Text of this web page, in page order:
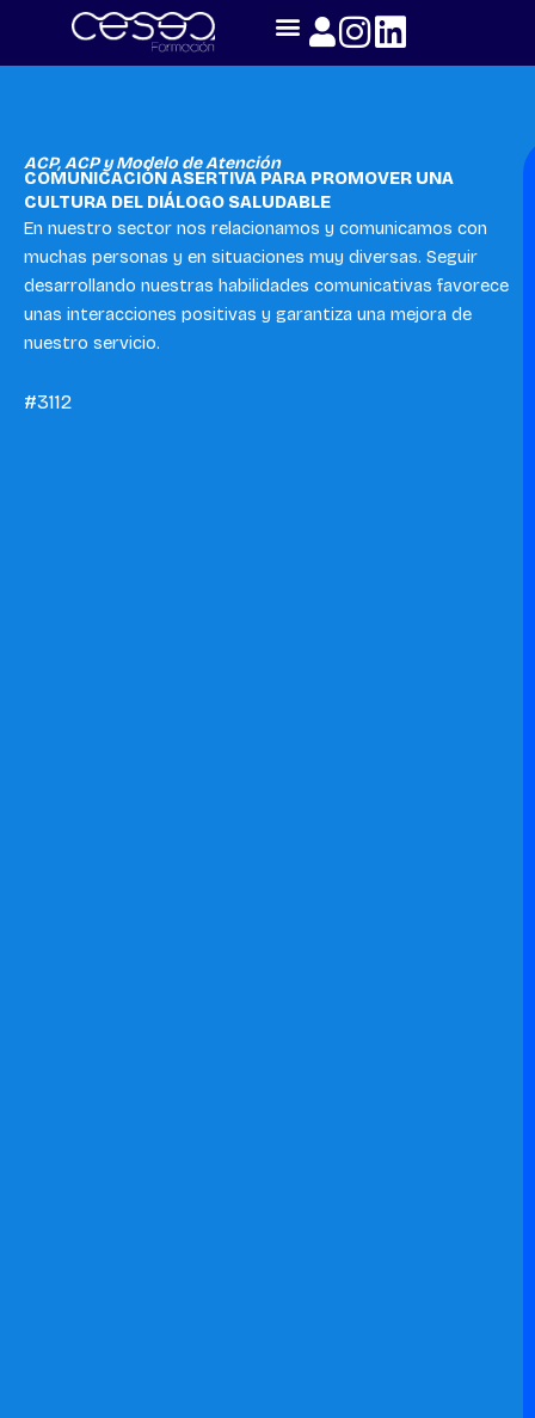
content
ACP,ACP y Modelo de Atención
COMUNICACIÓN ASERTIVA PARA PROMOVER UNA
CULTURA DEL DIÁLOGO SALUDABLE
En nuestro sector nos relacionamos y comunicamos con
muchas personas y en situaciones muy diversas. Seguir
desarrollando nuestras habilidades comunicativas favorece
unas interacciones positivas y garantiza una mejora de
nuestro servicio.
#3112